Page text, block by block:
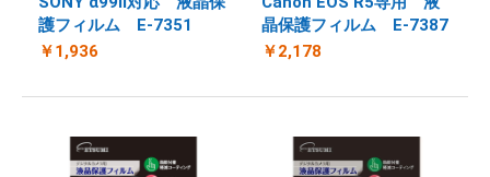
護フィルム E-7351
￥1,936
晶保護フィルム E-7387
￥2,178